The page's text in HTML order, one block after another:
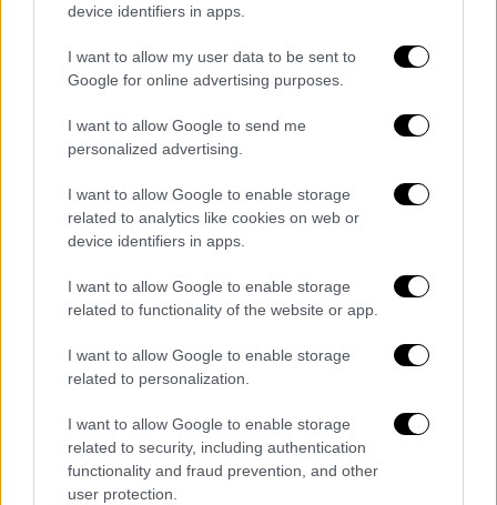
device identifiers in apps.
I want to allow my user data to be sent to
Google for online advertising purposes.
I want to allow Google to send me
personalized advertising.
I want to allow Google to enable storage
related to analytics like cookies on web or
device identifiers in apps.
I want to allow Google to enable storage
related to functionality of the website or app.
I want to allow Google to enable storage
related to personalization.
I want to allow Google to enable storage
related to security, including authentication
functionality and fraud prevention, and other
user protection.
Οι σούπες της γιορτής - Τέσσερις
τραπέζι
Μανιταρόσουπα, σούπα με κίτρινη κολοκύθα
και πατατόσουπα με πράσα είναι από τις